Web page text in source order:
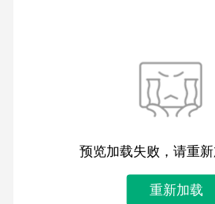
预览加载失败，请重
重新加载